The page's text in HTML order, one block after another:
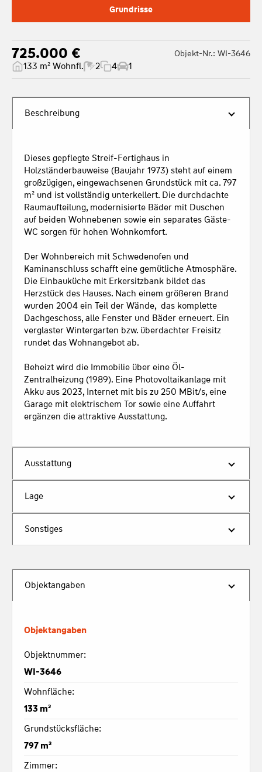
Grundrisse
725.000 € Objekt-Nr.: WI-3646
133 m² Wohnfl. 2 4 1
Beschreibung
Dieses gepflegte Streif-Fertighaus in
Holzständerbauweise (Baujahr 1973) steht auf einem
großzügigen, eingewachsenen Grundstück mit ca. 797
m² und ist vollständig unterkellert. Die durchdachte
Raumaufteilung, modernisierte Bäder mit Duschen
auf beiden Wohnebenen sowie ein separates Gäste-
WC sorgen für hohen Wohnkomfort.
Der Wohnbereich mit Schwedenofen und
Kaminanschluss schafft eine gemütliche Atmosphäre.
Die Einbauküche mit Erkersitzbank bildet das
Herzstück des Hauses. Nach einem größeren Brand
wurden 2004 ein Teil der Wände,  das komplette
Dachgeschoss, alle Fenster und Bäder erneuert. Ein
verglaster Wintergarten bzw. überdachter Freisitz
rundet das Wohnangebot ab.
Beheizt wird die Immobilie über eine Öl-
Zentralheizung (1989). Eine Photovoltaikanlage mit
Akku aus 2023, Internet mit bis zu 250 MBit/s, eine
Garage mit elektrischem Tor sowie eine Auffahrt
ergänzen die attraktive Ausstattung.
Ausstattung
Lage
Sonstiges
Objektangaben
Objektangaben
Objektnummer:
WI-3646
Wohnfläche:
133 m²
Grundstücksfläche:
797 m²
Zimmer: